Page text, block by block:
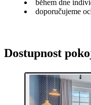
během dne
doporučujeme
Dostupnost